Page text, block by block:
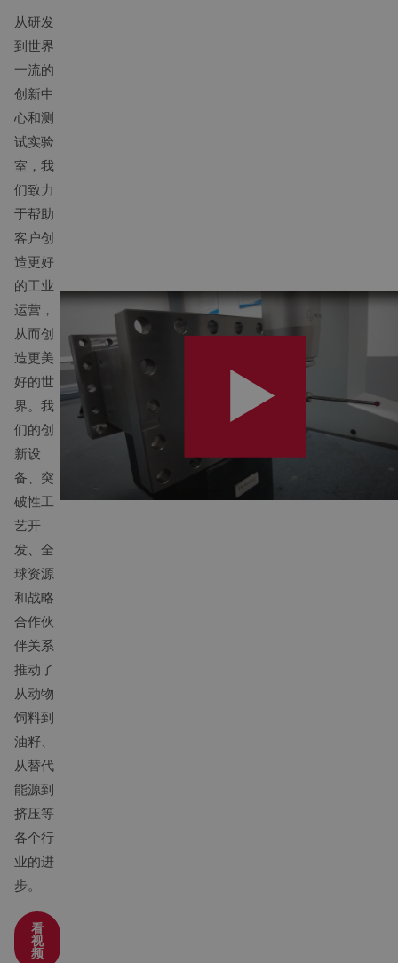
从研发
到世界
一流的
创新中
心和测
试实验
室，我
们致力
于帮助
客户创
造更好
的工业
运营，
从而创
造更美
好的世
界。我
们的创
新设
备、突
破性工
艺开
发、全
球资源
和战略
合作伙
伴关系
推动了
从动物
饲料到
油籽、
从替代
能源到
挤压等
各个行
业的进
步。
看
视
频